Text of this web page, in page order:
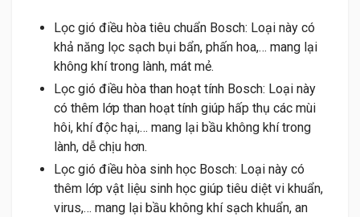
Lọc gió điều hòa tiêu chuẩn Bosch: Loại này có
khả năng lọc sạch bụi bẩn, phấn hoa,… mang lại
không khí trong lành, mát mẻ.
Lọc gió điều hòa than hoạt tính Bosch: Loại này
có thêm lớp than hoạt tính giúp hấp thụ các mùi
hôi, khí độc hại,… mang lại bầu không khí trong
lành, dễ chịu hơn.
Lọc gió điều hòa sinh học Bosch: Loại này có
thêm lớp vật liệu sinh học giúp tiêu diệt vi khuẩn,
virus,… mang lại bầu không khí sạch khuẩn, an